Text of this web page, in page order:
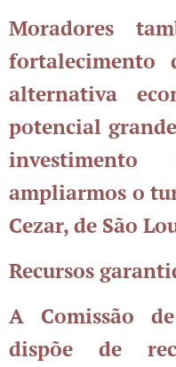
Moradores
fortalecimento
alternativa
potencial
ampliarmos o
Cezar, de São
Recursos
A Comissão
dispõe de